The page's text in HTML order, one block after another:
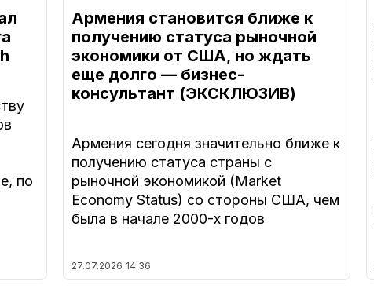
по
Армения становится ближе к
получению статуса рыночной
экономики от США, но ждать
еще долго — бизнес-
консультант (ЭКСКЛЮЗИВ)
Армения сегодня значительно ближе к
получению статуса страны с
рыночной экономикой (Market
Economy Status) со стороны США, чем
была в начале 2000-х годов
27.07.2026 14:36